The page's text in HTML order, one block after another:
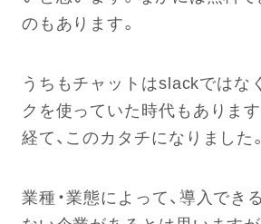
のもあります。
うちもチャットはslackではな
クを使っていた時代もありま
経て、このカタチになりました。
業種・業態によって、導入でき